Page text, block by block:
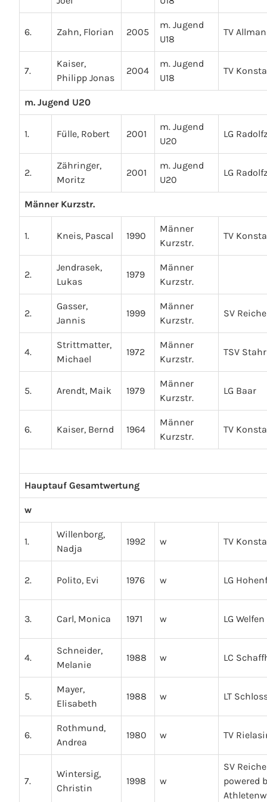
6. Zahn, Florian 2005
m. Jugend
U18
TV
7.
Kaiser,
Philipp Jonas
2004
m. Jugend
U18
TV
m. Jugend U20
1. Fülle, Robert 2001
m. Jugend
U20
LG
2.
Zähringer,
Moritz
2001
m. Jugend
U20
LG
Männer Kurzstr.
1. Kneis, Pascal 1990
Männer
Kurzstr.
TV
2.
Jendrasek,
Lukas
1979
Männer
Kurzstr.
2.
Gasser,
Jannis
1999
Männer
Kurzstr.
SV
4.
Strittmatter,
Michael
1972
Männer
Kurzstr.
TSV
5. Arendt, Maik 1979
Männer
Kurzstr.
LG Baar
6. Kaiser, Bernd 1964
Männer
Kurzstr.
TV
Hauptauf Gesamtwertung
w
1.
Willenborg,
Nadja
1992 w TV
2. Polito, Evi 1976 w LG
3. Carl, Monica 1971 w LG Welfen
4.
Schneider,
Melanie
1988 w LC
5.
Mayer,
Elisabeth
1988 w LT
6.
Rothmund,
Andrea
1980 w TV
7.
Wintersig,
Christin
1998 w
SV
powered